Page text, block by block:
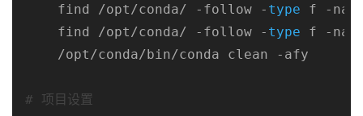
    find /opt/conda/ -follow -
type f -
    find /opt/conda/ -follow -
type f -
    /opt/conda/bin/conda clean -afy
# 项目设置